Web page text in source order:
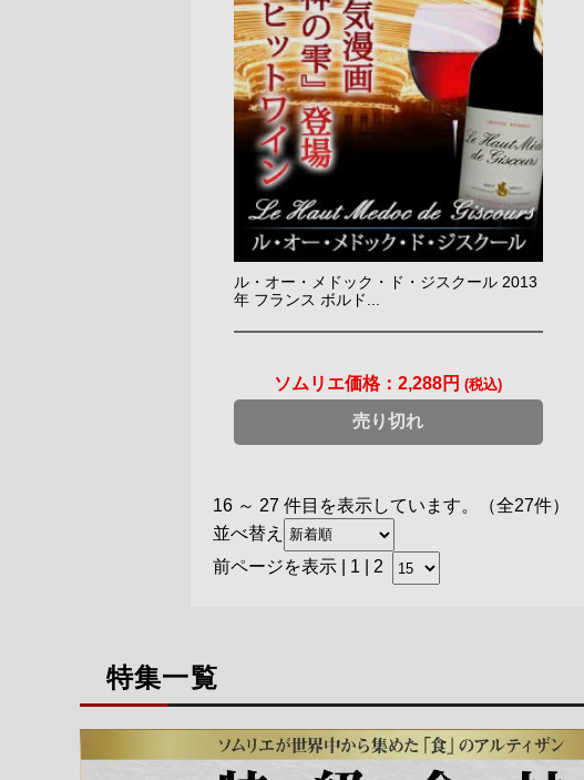
ル・オー・メドック・ド・ジスクール 2013
年 フランス ボルド...
ソムリエ価格：2,288円 (税込)
売り切れ
16 ～ 27 件目を表示しています。（全27件）
並べ替え
前ページを表示
1 | 2
特集一覧